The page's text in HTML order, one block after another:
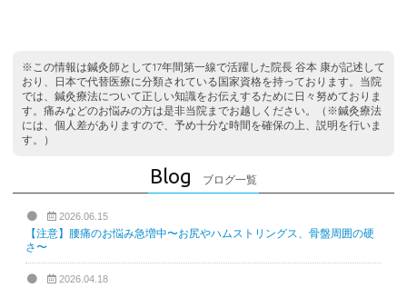
※この情報は鍼灸師として17年間第一線で活躍した院長 谷本 康が記述して
おり、日本で代替医療に分類されている国家資格を持っております。当院
では、鍼灸療法について正しい知識をお伝えするために日々努めておりま
す。痛みなどのお悩みの方は是非当院までお越しください。（※鍼灸療法
には、個人差がありますので、予め十分な時間を確保の上、説明を行いま
す。）
Blog ブログ一覧
2026.06.15
【注意】腰痛のお悩み急増中〜お尻やハムストリングス、骨盤周囲の硬
さ〜
2026.04.18